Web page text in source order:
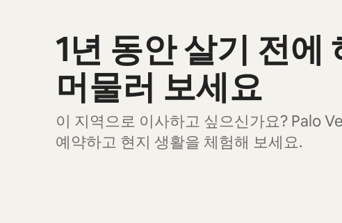
1년 동안 살기 전에
머물러 보세요
이 지역으로 이사하고 싶으신가요? Palo
예약하고 현지 생활을 체험해 보세요.